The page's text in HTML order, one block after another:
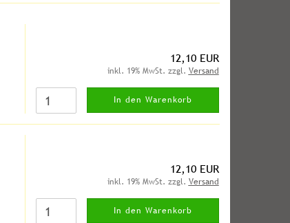
12,10 EUR
inkl. 19% MwSt. zzgl. Versand
In den Warenkorb
12,10 EUR
inkl. 19% MwSt. zzgl. Versand
In den Warenkorb